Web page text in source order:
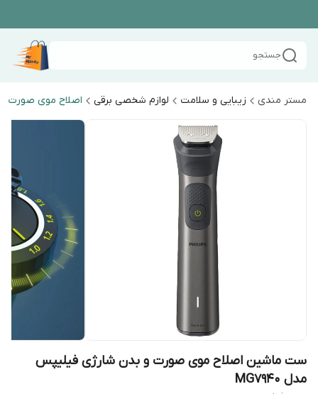
جستجو
مستر مندی زیبایی و سلامت لوازم شخصی برقی اصلاح موی صورت
ست ماشین اصلاح موی صورت و بدن شارژی فیلیپس
مدل MG7940